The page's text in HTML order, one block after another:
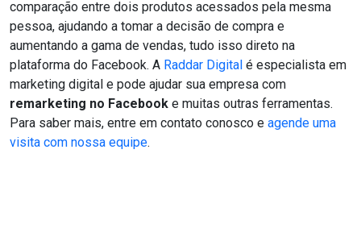
comparação entre dois produtos acessados pela mesma
pessoa, ajudando a tomar a decisão de compra e
aumentando a gama de vendas, tudo isso direto na
plataforma do Facebook. A Raddar Digital é especialista em
marketing digital e pode ajudar sua empresa com
remarketing no Facebook e muitas outras ferramentas.
Para saber mais, entre em contato conosco e agende uma
visita com nossa equipe.